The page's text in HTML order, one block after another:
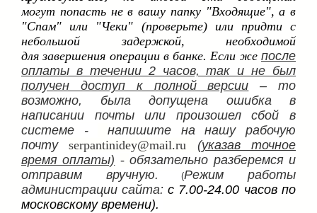
могут попасть не в вашу папку "Входящие", а в
"Спам" или "Чеки" (проверьте) или придти с
небольшой задержкой, необходимой
для завершения операции в банке. Если же после
оплаты в течении 2 часов, так и не был
получен доступ к полной версии – то
возможно, была допущена ошибка в
написании почты или произошел сбой в
системе -
напишите на нашу рабочую
почтуserpantinidey@mail.ru (указав точное
время оплаты) -обязательно разберемся и
отправим вручную.
(Режим работы
администрации сайта: с 7.00-24.00 часов по
московскому времени).